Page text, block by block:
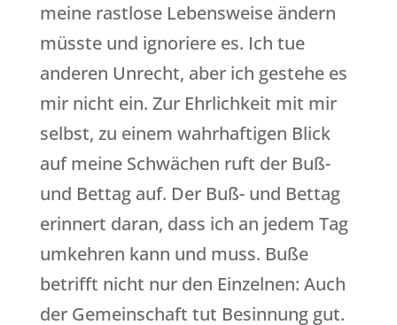
meine rastlose Lebensweise ändern
müsste und ignoriere es. Ich tue
anderen Unrecht, aber ich gestehe es
mir nicht ein. Zur Ehrlichkeit mit mir
selbst, zu einem wahrhaftigen Blick
auf meine Schwächen ruft der Buß-
und Bettag auf. Der Buß- und Bettag
erinnert daran, dass ich an jedem Tag
umkehren kann und muss. Buße
betrifft nicht nur den Einzelnen: Auch
der Gemeinschaft tut Besinnung gut.